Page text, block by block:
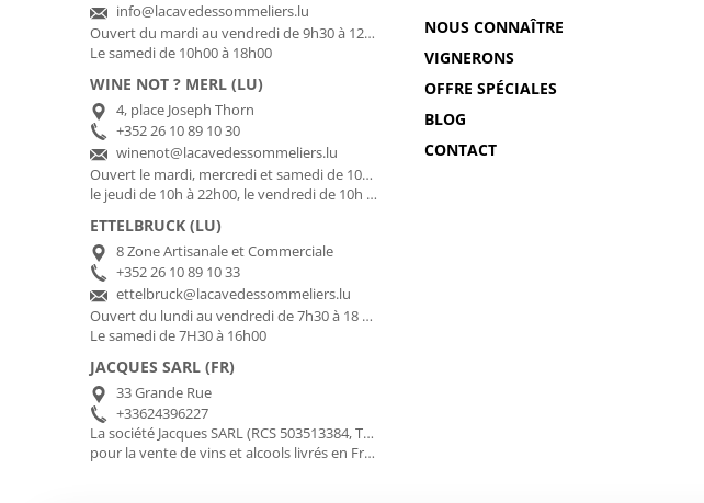
info@lacavedessommeliers.lu
Ouvert du mardi au vendredi de 9h30 à 12h00 et de 13h00 à 18h30
Le samedi de 10h00 à 18h00
WINE NOT ? MERL (LU)
4, place Joseph Thorn
+352 26 10 89 10 30
winenot@lacavedessommeliers.lu
Ouvert le mardi, mercredi et samedi de 10h à 18h30,
le jeudi de 10h à 22h00, le vendredi de 10h à 20h30
ETTELBRUCK (LU)
8 Zone Artisanale et Commerciale
+352 26 10 89 10 33
ettelbruck@lacavedessommeliers.lu
Ouvert du lundi au vendredi de 7h30 à 18 h00
Le samedi de 7H30 à 16h00
JACQUES SARL (FR)
33 Grande Rue
+33624396227
La société Jacques SARL (RCS 503513384, TVA FR01503513384) gère pour le compte de La Cave des Sommeliers les transactions bancaires et la facturation
pour la vente de vins et alcools livrés en France Métropolitaine
NOUS CONNAÎTRE
VIGNERONS
OFFRE SPÉCIALES
BLOG
CONTACT